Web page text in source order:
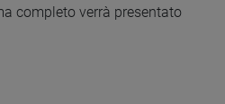
completo verrà presentato